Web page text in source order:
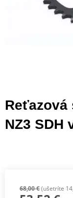
Reťazová
NZ3 SDH
68,00 €(ušetríte